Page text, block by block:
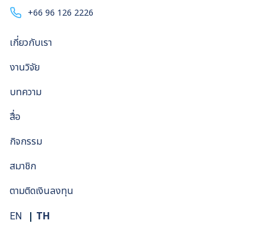
เสี่ยงจากการเปลี่ยนผ่านพลังงาน
+66 96 126 2226
เกี่ยวกับเรา
งานวิจัย
บทความ
สื่อ
กิจกรรม
สมาชิก
ตามติดเงินลงทุน
EN TH